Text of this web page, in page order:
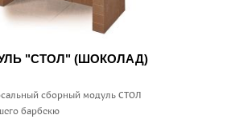
"СТОЛ" (ШОКОЛАД)
сборный модуль СТОЛ
барбекю